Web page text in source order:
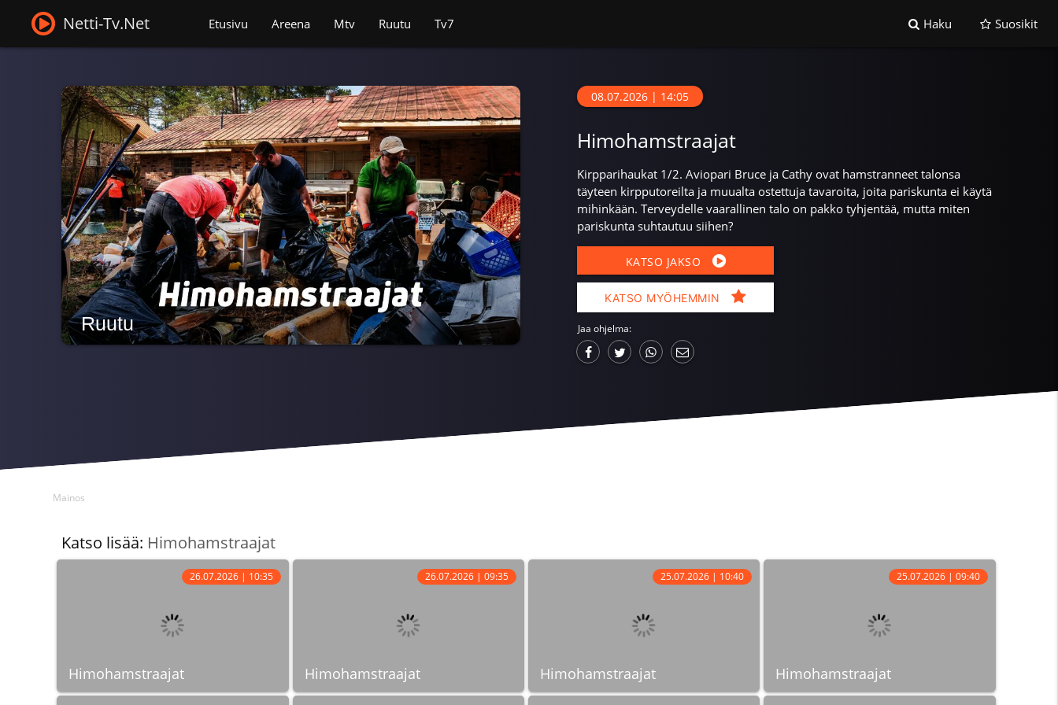
Netti-Tv.Net Etusivu Areena Mtv Ruutu Tv7 Haku Suosikit
Ruutu
08.07.2026 | 14:05
Himohamstraajat
Kirpparihaukat 1/2. Aviopari Bruce ja Cathy ovat hamstranneet talonsa
täyteen kirpputoreilta ja muualta ostettuja tavaroita, joita pariskunta ei käytä
mihinkään. Terveydelle vaarallinen talo on pakko tyhjentää, mutta miten
pariskunta suhtautuu siihen?
KATSO JAKSO
KATSO MYÖHEMMIN
Jaa ohjelma:
Mainos
Katso lisää: Himohamstraajat
Himohamstraajat
26.07.2026 | 10:35
Himohamstraajat
26.07.2026 | 09:35
Himohamstraajat
25.07.2026 | 10:40
Himohamstraajat
25.07.2026 | 09:40